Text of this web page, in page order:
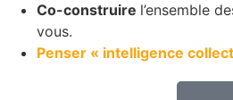
Co-construire l’ensemble
vous.
Penser « intelligence